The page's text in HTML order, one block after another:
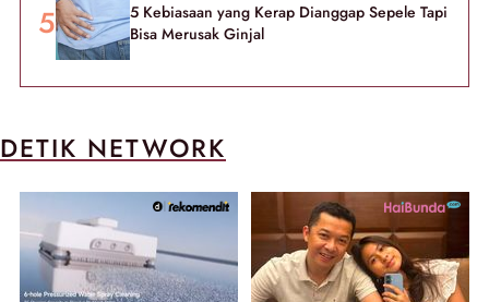
5 Kebiasaan yang Kerap Dianggap Sepele Tapi
Bisa Merusak Ginjal
DETIK NETWORK